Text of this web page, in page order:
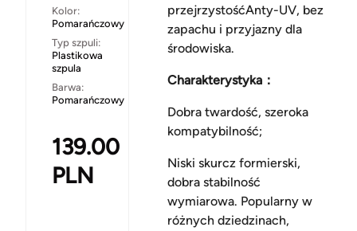
Kolor:
Pomarańczowy
Typ szpuli:
Plastikowa
szpula
Barwa:
Pomarańczowy
139.00
PLN
przejrzystośćAnty-UV, bez
zapachu i przyjazny dla
środowiska.
Charakterystyka：
Dobra twardość, szeroka
kompatybilność;
Niski skurcz formierski,
dobra stabilność
wymiarowa. Popularny w
różnych dziedzinach,